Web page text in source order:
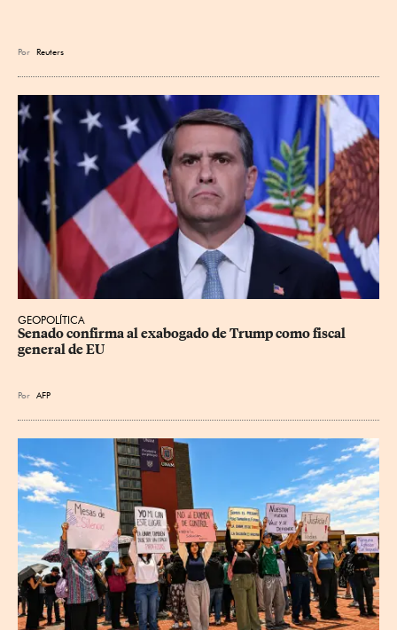
Por Reuters
GEOPOLÍTICA
Senado confirma al exabogado de Trump como fiscal
general de EU
Por AFP